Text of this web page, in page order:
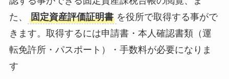
た、
固定資産評価証明書 を役所で取得する事がで
きます。取得するには申請書・本人確認書類（運
転免許所・パスポート）・手数料が必要になりま
す